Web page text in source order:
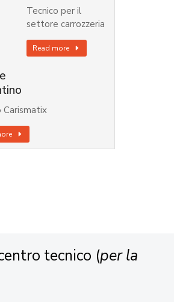
Tecnico per il
settore carrozzeria
Read more
Carismatix
tecnico (per la